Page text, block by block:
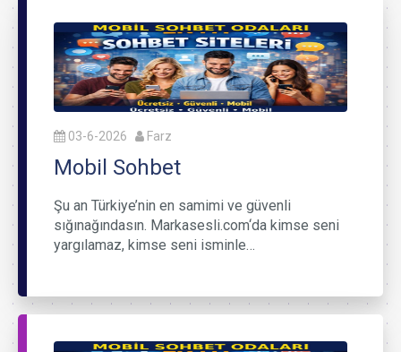
03-6-2026 Farz
Mobil Sohbet
Şu an Türkiye’nin en samimi ve güvenli
sığınağındasın. Markasesli.com‘da kimse seni
yargılamaz, kimse seni isminle…